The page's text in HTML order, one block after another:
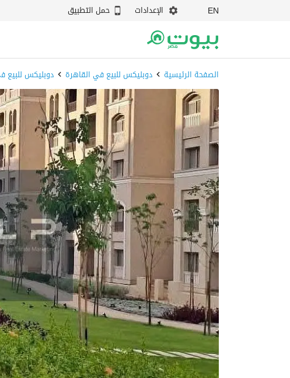
EN الإعدادات حمل التطبيق
الصفحة الرئيسية دوبليكس للبيع في القاهرة دوبليكس للبيع